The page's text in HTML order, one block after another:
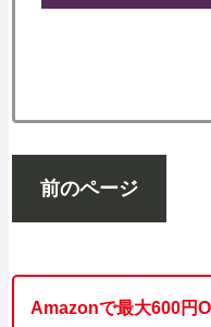
前のページ
Amazonで最大600円